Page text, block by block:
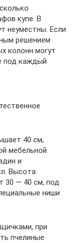
купе. В
неуместны. Если
решением
колонн могут
под каждый
40 см,
мебельной
и
Высота
30 — 40 см, под
ниши
при
пчелиные